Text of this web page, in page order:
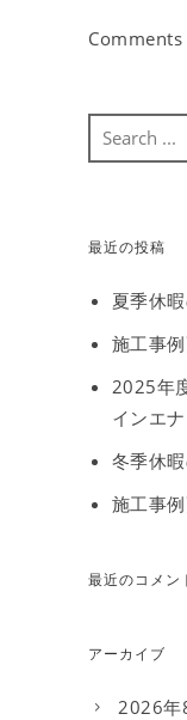
最近の投稿
夏季休暇
施工事例
2025年
インエ
冬季休暇
施工事例
最近のコメン
アーカイブ
2026年